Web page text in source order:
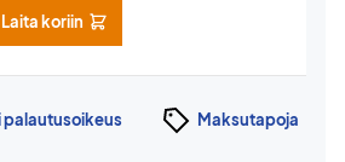
Laita koriin
palautusoikeus Maksutapoja